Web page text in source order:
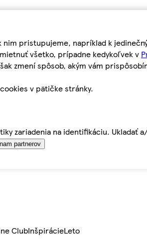
pristupujeme, napríklad k
všetko, prípadne kedykoľvek v
zmení spôsob, akým vám
v pätičke stránky.
zariadenia na identifikáciu. Ukladať
partnerov
ClubInšpirácieLeto